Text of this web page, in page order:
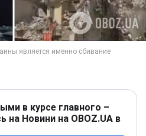
в курсе главного –
на Новини на OBOZ.UA в